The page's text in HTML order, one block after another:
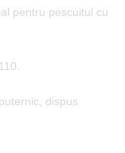
pentru pescuitul cu
dispus